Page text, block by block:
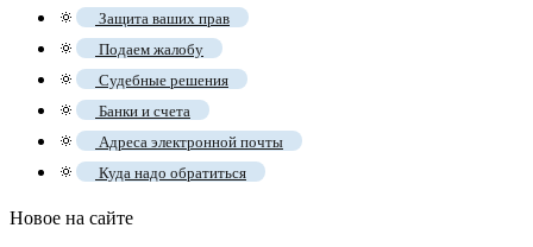
🔅 Защита ваших прав
🔅 Подаем жалобу
🔅 Судебные решения
🔅 Банки и счета
🔅 Адреса электронной почты
🔅 Куда надо обратиться
Новое на сайте